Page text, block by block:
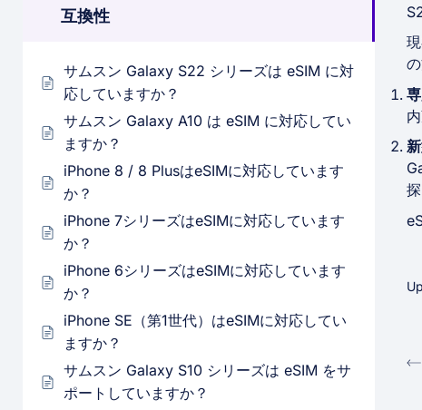
互換性
サムスン Galaxy S22 シリーズは eSIM に対
応していますか？
サムスン Galaxy A10 は eSIM に対応してい
ますか？
iPhone 8 / 8 PlusはeSIMに対応しています
か？
iPhone 7シリーズはeSIMに対応しています
か？
iPhone 6シリーズはeSIMに対応しています
か？
iPhone SE（第1世代）はeSIMに対応してい
ますか？
サムスン Galaxy S10 シリーズは eSIM をサ
ポートしていますか？